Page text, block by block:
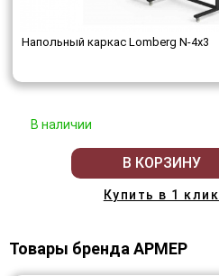
Напольный каркас Lomberg N-4х3
В наличии
В КОРЗИНУ
Купить в 1 клик
Товары бренда АРМЕР